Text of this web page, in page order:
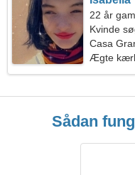
22 år
Kvinde
Casa
Ægte
Sådan